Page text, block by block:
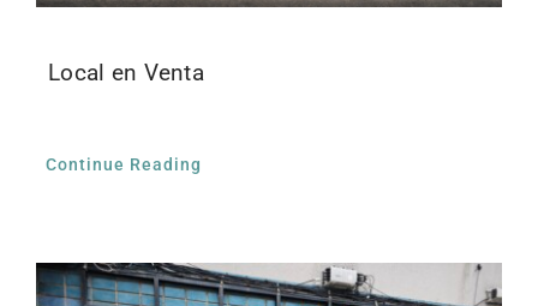
Local en Venta
Continue Reading